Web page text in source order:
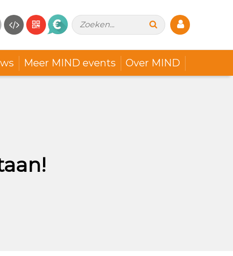
Zoeken...
Meer MIND events Over MIND